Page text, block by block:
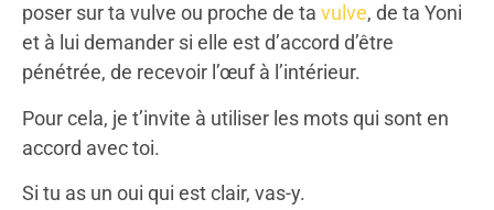
poser sur ta vulve ou proche de ta vulve, de ta Yoni
et à lui demander si elle est d’accord d’être
pénétrée, de recevoir l’œuf à l’intérieur.
Pour cela, je t’invite à utiliser les mots qui sont en
accord avec toi.
Si tu as un oui qui est clair, vas-y.